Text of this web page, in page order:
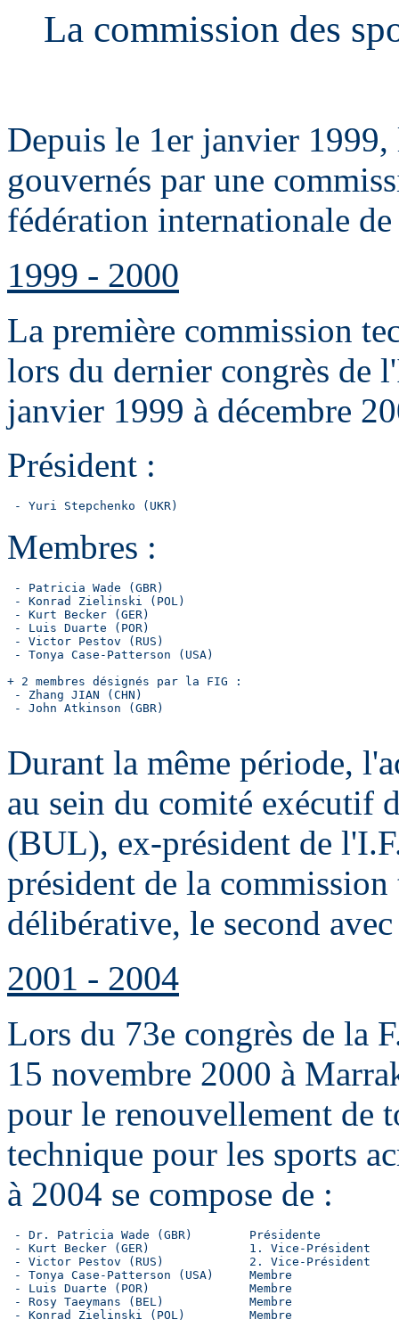
La commission des
Depuis le 1er janvier 1999,
gouvernés par une
fédération internationale
1999 - 2000
La première commission
lors du dernier congrès de
janvier 1999 à décembre
Président :
- Yuri Stepchenko (UKR)
Membres :
- Patricia Wade (GBR)
- Konrad Zielinski (POL)
- Kurt Becker (GER)
- Luis Duarte (POR)
- Victor Pestov (RUS)
- Tonya Case-Patterson (USA)
+ 2 membres désignés par la FIG :
- Zhang JIAN (CHN)
- John Atkinson (GBR)
Durant la même période,
au sein du comité exécutif
(BUL), ex-président de
président de la
délibérative, le second
2001 - 2004
Lors du 73e congrès de la
15 novembre 2000 à
pour le renouvellement de
technique pour les sports
à 2004 se compose de :
- Dr. Patricia Wade (GBR)        Présidente
- Kurt Becker (GER)              1. Vice-Président
- Victor Pestov (RUS)            2. Vice-Président
- Tonya Case-Patterson (USA)     Membre
- Luis Duarte (POR)              Membre
- Rosy Taeymans (BEL)            Membre
- Konrad Zielinski (POL)         Membre